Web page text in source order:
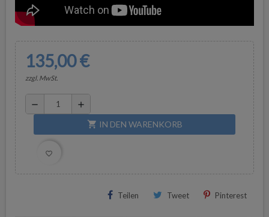
135,00 €
zzgl. MwSt.
remove add
shopping_cart IN DEN WARENKORB
favorite_border
Teilen Tweet Pinterest